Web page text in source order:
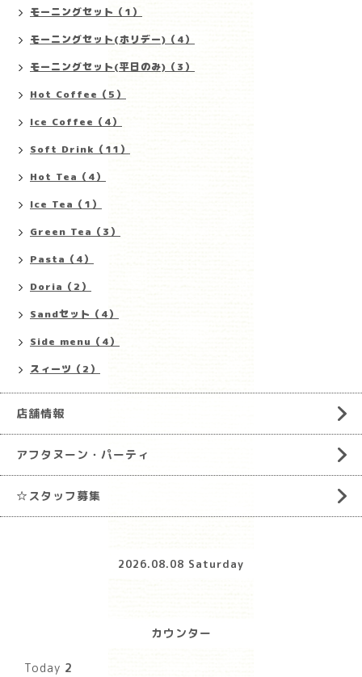
モーニングセット（1）
モーニングセット(ホリデー)（4）
モーニングセット(平日のみ)（3）
Hot Coffee（5）
Ice Coffee（4）
Soft Drink（11）
Hot Tea（4）
Ice Tea（1）
Green Tea（3）
Pasta（4）
Doria（2）
Sandセット（4）
Side menu（4）
スィーツ（2）
店舗情報
アフタヌーン・パーティ
☆スタッフ募集
2026.08.08 Saturday
カウンター
Today 2